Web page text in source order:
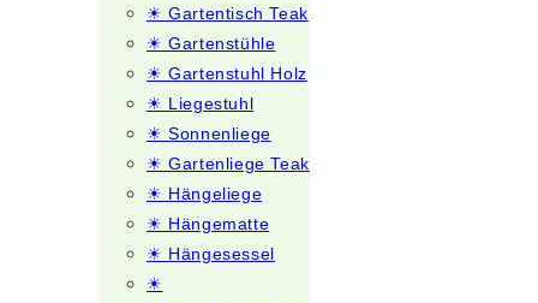
☀ Gartentisch Teak
☀ Gartenstühle
☀ Gartenstuhl Holz
☀ Liegestuhl
☀ Sonnenliege
☀ Gartenliege Teak
☀ Hängeliege
☀ Hängematte
☀ Hängesessel
☀